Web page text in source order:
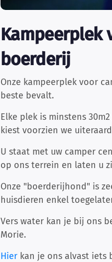
Kampeerplek
boerderij
Onze kampeerplek voor
beste bevalt.
Elke plek is minstens
kiest voorzien we
U staat met uw camper
op ons terrein en laten u
Onze "boerderijhond" is
huisdieren enkel
Vers water kan je bij ons
Morie.
Hier kan je ons alvast iets